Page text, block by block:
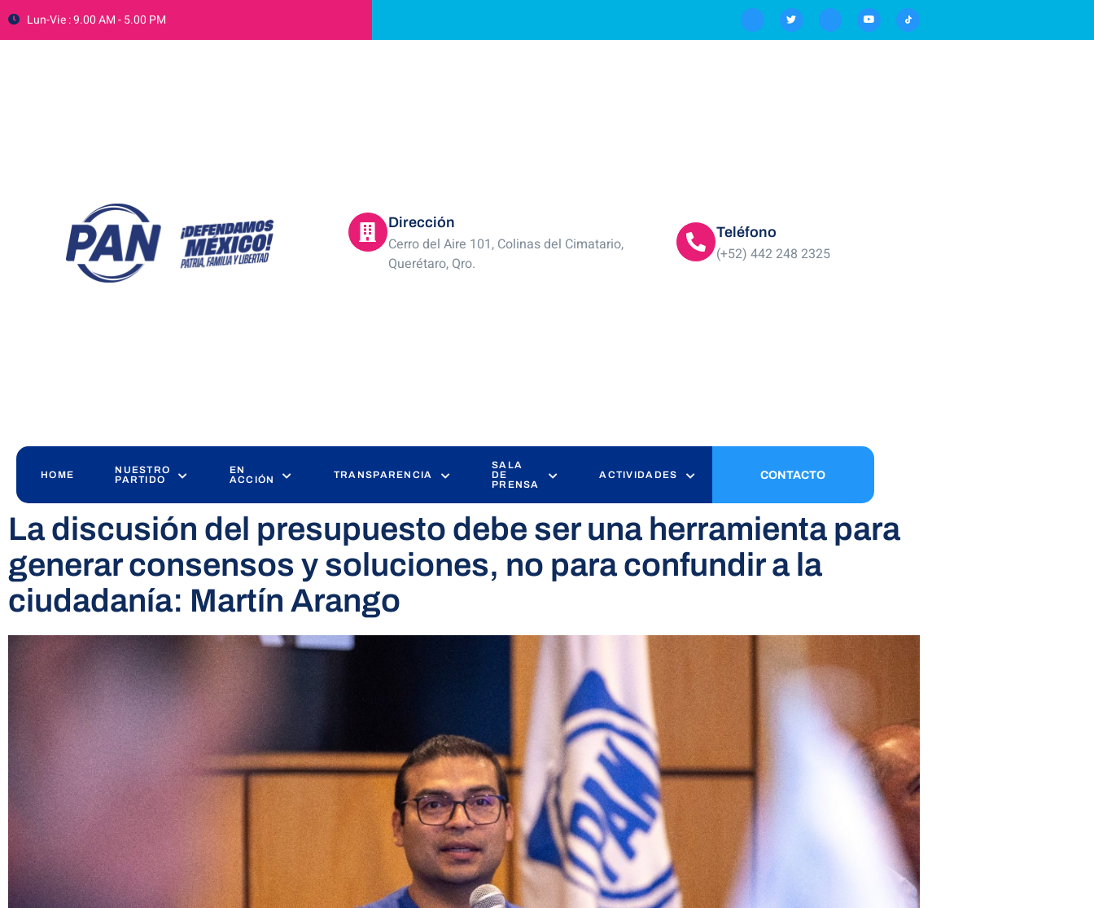
Lun-Vie : 9.00 AM - 5.00 PM
Dirección
Cerro del Aire 101, Colinas del Cimatario,
Querétaro, Qro.
Teléfono
(+52) 442 248 2325
HOME
NUESTRO
PARTIDO
EN
ACCIÓN
TRANSPARENCIA
SALA
DE
PRENSA
ACTIVIDADES CONTACTO
La discusión del presupuesto debe ser una herramienta para
generar consensos y soluciones, no para confundir a la
ciudadanía: Martín Arango